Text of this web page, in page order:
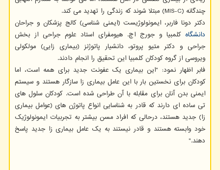
چندگانه (MIS-C) مبتلا شوند که زندگی را تهدید می کند.
دکتر دونا فاربر، ایمونولوژیست (ایمنی شناسی) کالج پزشکان و جراحان
دانشگاه کلمبیا و جورج اچ. هیومفرای استاد علوم جراحی از بخش
جراحی و دکتر متیو پروتو، دانشیار پاتوژنز (بیماری زایی) مولکولی
ویروسی از گروه کودکان کلمبیا این تحقیق را انجام دادند.
فابر اظهار نمود: "این بیماری یک عفونت جدید برای همه است، اما
کودکان برای نخستین بار با این عامل بیماری زا سازگار هستند و سیستم
ایمنی بدن آنان برای مقابله با آن طراحی شده است. کودکان سلول های
تی ساده ای دارند که قادر به شناسایی انواع پاتوژن های (عوامل بیماری
زا) جدید هستند، درحالی که افراد مسن بیشتر به تجربیات ایمونولوژیک
خود وابسته هستند و قادر نیستند به یک عامل بیماری زا جدید پاسخ
دهند."